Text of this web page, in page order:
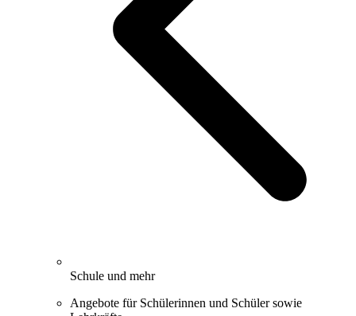
Schule und mehr
Angebote für Schülerinnen und Schüler sowie